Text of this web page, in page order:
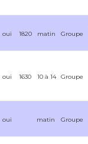
oui 1820 matin Groupe
oui 1630 10 à 14 Groupe
oui matin Groupe